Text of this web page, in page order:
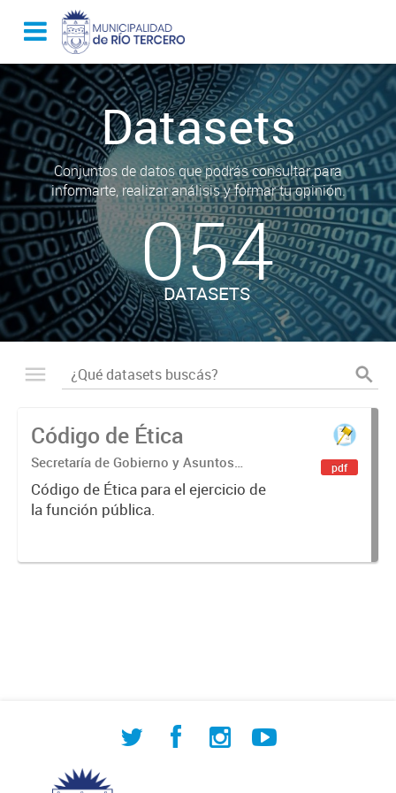
Datasets
Conjuntos de datos que podrás consultar para
informarte, realizar análisis y formar tu opinión.
054
DATASETS
Código de Ética
Secretaría de Gobierno y Asuntos
Institucionales
Código de Ética para el ejercicio de
la función pública.
pdf